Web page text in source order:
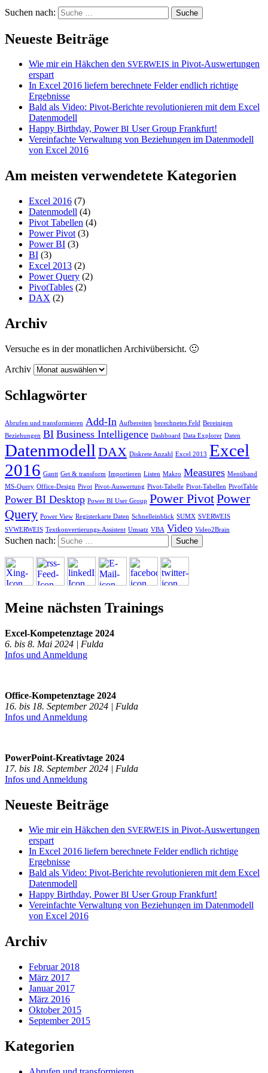
Suchen nach:
Neueste Beiträge
Wie mir ein Häkchen den SVERWEIS in Pivot-Auswertungen
erspart
In Excel 2016 liefern berechnete Felder endlich richtige
Ergebnisse
Bald als Video: Pivot-Berichte revolutionieren mit dem Excel
Datenmodell
Happy Birthday, PowerBI User Group Frankfurt!
Vereinfachte Verwaltung von Beziehungen im Datenmodell
von Excel 2016
Am meisten verwendetete Kategorien
Excel 2016 (7)
Datenmodell (4)
Pivot Tabellen (4)
Power Pivot (3)
Power BI (3)
BI (3)
Excel 2013 (2)
Power Query (2)
PivotTables (2)
DAX (2)
Archiv
Versuche es in der monatlichen Archivübersicht. 🙂
Archiv
Schlagwörter
Abrufen und transformieren Add-In Aufbereiten berechnetes Feld Bereinigen
Beziehungen BI Business Intelligence Dashboard Data Explorer Daten
Datenmodell DAX Diskrete Anzahl Excel 2013 Excel
2016 Gantt Get & transform Importieren Listen Makro Measures Menüband
MS-Query Office-Design Pivot Pivot-Auswertung Pivot-Tabelle Pivot-Tabellen PivotTable
Power BI Desktop Power BI User Group Power PivotPower
Query Power View Registerkarte Daten Schnelleinblick SUMX SVERWEIS
SVWERWEIS Textkonvertierungs-Assistent Umsatz VBA Video Video2Brain
Suchen nach:
Meine nächsten Trainings
Excel-Kompetenztage 2024
6. bis 8. Mai 2024 | Fulda
Infos und Anmeldung
Office-Kompetenztage 2024
16. bis 18. September 2024 | Fulda
Infos und Anmeldung
PowerPoint-Kreativtage 2024
17. bis 18. September 2024 | Fulda
Infos und Anmeldung
Neueste Beiträge
Wie mir ein Häkchen den SVERWEIS in Pivot-Auswertungen
erspart
In Excel 2016 liefern berechnete Felder endlich richtige
Ergebnisse
Bald als Video: Pivot-Berichte revolutionieren mit dem Excel
Datenmodell
Happy Birthday, PowerBI User Group Frankfurt!
Vereinfachte Verwaltung von Beziehungen im Datenmodell
von Excel 2016
Archiv
Februar 2018
März 2017
Januar 2017
März 2016
Oktober 2015
September 2015
Kategorien